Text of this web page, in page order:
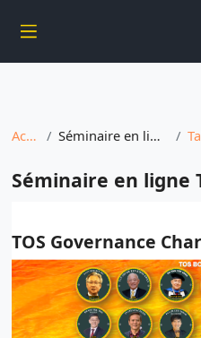
Aller au contenu principal
Accueil Séminaire en ligne Tyrannus
Séminaire en ligne
TOS Governance